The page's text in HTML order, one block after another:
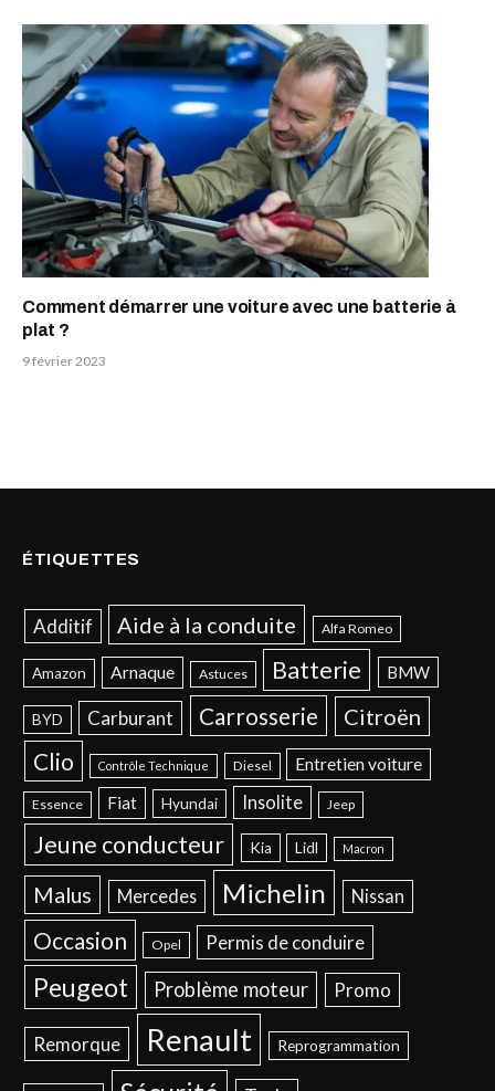
Comment démarrer une voiture avec une batterie à
plat ?
9 février 2023
ÉTIQUETTES
Additif Aide à la conduite Alfa Romeo
Amazon Arnaque Astuces Batterie BMW
BYD Carburant Carrosserie Citroën
Clio Contrôle Technique Diesel Entretien voiture
Essence Fiat Hyundai Insolite Jeep
Jeune conducteur Kia Lidl Macron
Malus Mercedes Michelin Nissan
Occasion Opel Permis de conduire
Peugeot Problème moteur Promo
Remorque Renault Reprogrammation